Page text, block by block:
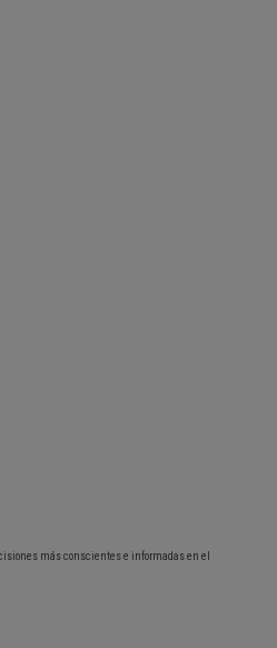
más conscientes e informadas en el